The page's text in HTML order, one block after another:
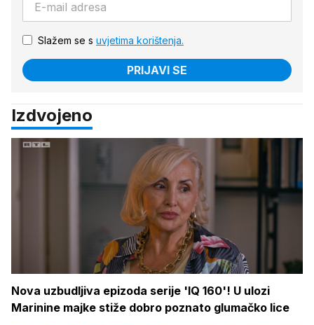
Slažem se s uvjetima korištenja.
PRIJAVI SE
Izdvojeno
Nova uzbudljiva epizoda serije 'IQ 160'! U ulozi
Marinine majke stiže dobro poznato glumačko lice